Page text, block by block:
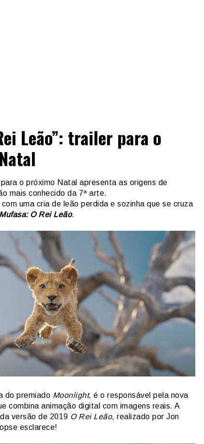
Leão”: trailer para o
o próximo Natal apresenta as origens de
mais conhecido da 7ª arte.
uma cria de leão perdida e sozinha que se cruza
Mufasa: O Rei Leão.
do premiado Moonlight, é o responsável pela nova
combina animação digital com imagens reais. A
versão de 2019 O Rei Leão, realizado por Jon
esclarece!